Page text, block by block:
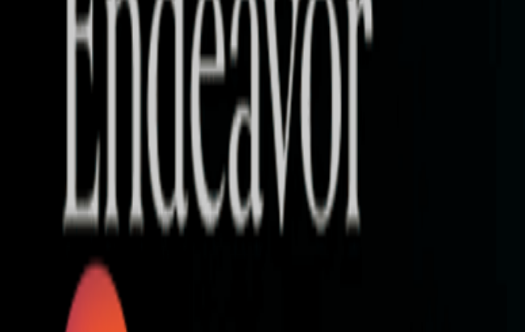
Who we are
AT PARTNERSが提供するファンド・オブ・ファンズを活用した
オープンイノベーション活動のフロー
詳しく見る